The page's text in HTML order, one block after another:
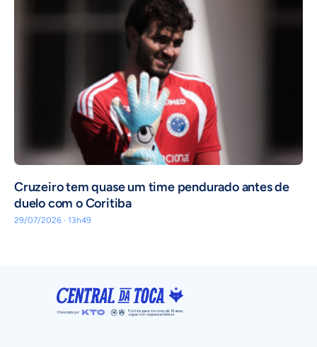
Cruzeiro tem quase um time pendurado antes de
duelo com o Coritiba
29/07/2026 · 13h49